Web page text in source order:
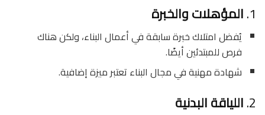
1. المؤهلات والخبرة
يُفضل امتلاك خبرة سابقة في أعمال البناء، ولكن هناك
فرص للمبتدئين أيضًا.
شهادة مهنية في مجال البناء تعتبر ميزة إضافية.
2. اللياقة البدنية